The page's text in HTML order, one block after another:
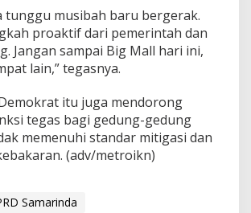
tunggu musibah baru bergerak.
proaktif dari pemerintah dan
Jangan sampai Big Mall hari ini,
lain,” tegasnya.
itu juga mendorong
tegas bagi gedung-gedung
memenuhi standar mitigasi dan
(adv/metroikn)
Samarinda